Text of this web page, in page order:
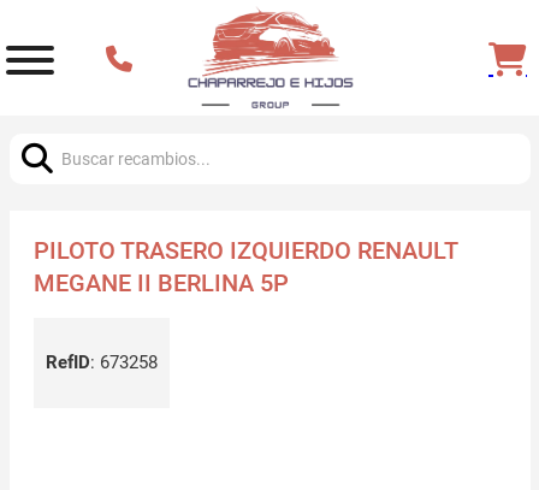
PILOTO TRASERO IZQUIERDO RENAULT
MEGANE II BERLINA 5P
RefID: 673258